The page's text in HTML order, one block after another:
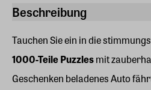
Beschreibung
Tauchen Sie ein in die
1000-Teile Puzzlesmit
Geschenken beladenes Auto